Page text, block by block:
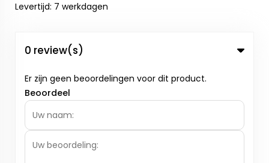
Levertijd: 7 werkdagen
0 review(s)
Er zijn geen beoordelingen voor dit product.
Beoordeel